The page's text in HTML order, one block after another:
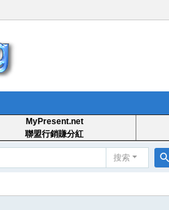
MyPresent.net
聯盟行銷賺分紅
搜索
索